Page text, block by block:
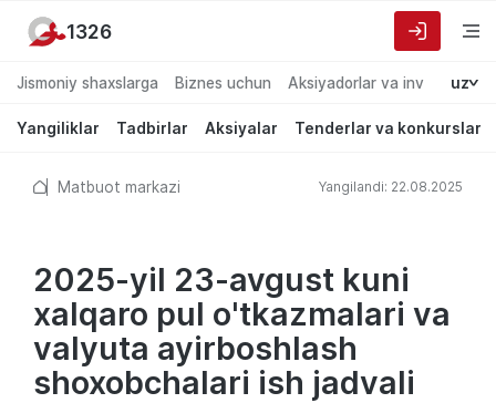
Jismoniy shaxslarga Biznes uchun Aksiyadorlar va investorlarga
uz
Yangiliklar Tadbirlar Aksiyalar Tenderlar va konkurslar
1326
Matbuot markazi Yangilandi: 22.08.2025
2025-yil 23-avgust kuni
xalqaro pul o'tkazmalari va
valyuta ayirboshlash
shoxobchalari ish jadvali